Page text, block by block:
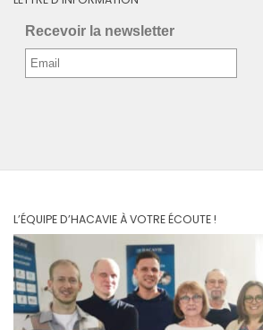
Recevoir la newsletter
L’ÉQUIPE D’HACAVIE À VOTRE ÉCOUTE !